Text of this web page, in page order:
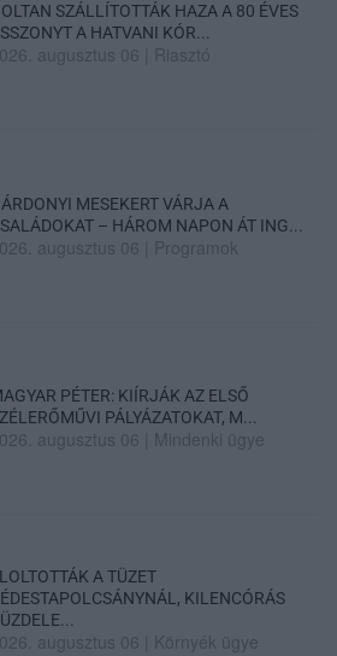
SZÁLLÍTOTTÁK HAZA A 80 ÉVES
A HATVANI KÓR...
augusztus 06 Riasztó
MESEKERT VÁRJA A
– HÁROM NAPON ÁT ING...
augusztus 06 Programok
PÉTER: KIÍRJÁK AZ ELSŐ
PÁLYÁZATOKAT, M...
augusztus 06 Mindenki ügye
A TÜZET
KILENCÓRÁS
augusztus 06 Környék ügye